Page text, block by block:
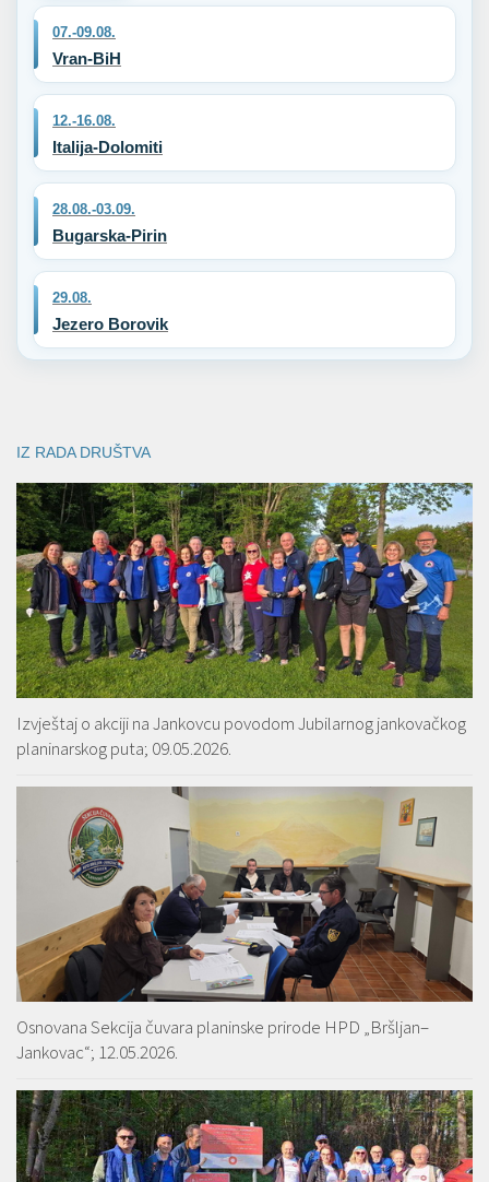
07.-09.08.
Vran-BiH
12.-16.08.
Italija-Dolomiti
28.08.-03.09.
Bugarska-Pirin
29.08.
Jezero Borovik
IZ RADA DRUŠTVA
Izvještaj o akciji na Jankovcu povodom Jubilarnog jankovačkog
planinarskog puta; 09.05.2026.
Osnovana Sekcija čuvara planinske prirode HPD „Bršljan–
Jankovac“; 12.05.2026.